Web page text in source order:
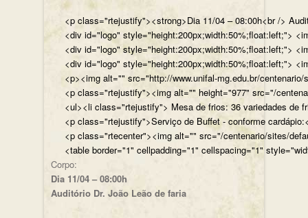
<p class="rtejustify"><strong>Dia 11/04 – 08:00h<br />
<div id="logo" style="height:200px;width:50%;float:left;">
<div id="logo" style="height:200px;width:50%;float:left;">
<div id="logo" style="height:200px;width:50%;float:left;">
<p><img alt="" src="http://www.unifal-mg.edu.br/
<p class="rtejustify"><img alt="" height="977" src="/
<ul><li class="rtejustify"> Mesa de frios: 36 variedades de
<p class="rtejustify">Serviço de Buffet - conforme
<p class="rtecenter"><img alt="" src="/centenario/sites/
<table border="1" cellpadding="1" cellspacing="1"
Corpo:
Dia 11/04 – 08:00h
Auditório Dr. João Leão de faria